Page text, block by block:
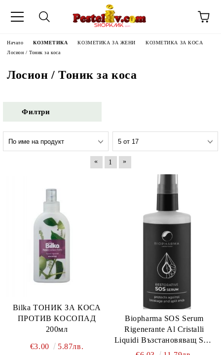
Начало КОЗМЕТИКА КОЗМЕТИКА ЗА ЖЕНИ
КОЗМЕТИКА ЗА КОСА
Лосион / Тоник за коса
Лосион / Тоник за коса
Филтри
« 1 »
Bilka ТОНИК ЗА КОСА
ПРОТИВ КОСОПАД
200мл
€3.00 5.87лв.
Biopharma SOS Serum
Rigenerante Al Cristalli
Liquidi Възстановяващ SOS
серум 100 мл В